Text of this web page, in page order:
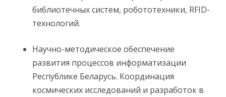
библиотечных систем, робототехники, RFID-
технологий.
Научно-методическое обеспечение
развития процессов информатизации
Республике Беларусь. Координация
космических исследований и разработок в